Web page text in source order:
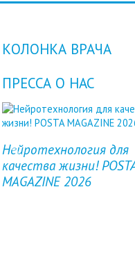
КОЛОНКА ВРАЧА
ПРЕССА О НАС
Нейротехнология для
качества жизни!
MAGAZINE 2026
Previous